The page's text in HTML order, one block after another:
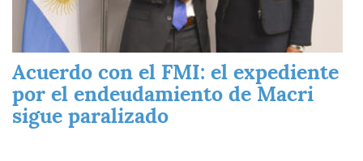
Acuerdo con el FMI: el expediente
por el endeudamiento de Macri
sigue paralizado